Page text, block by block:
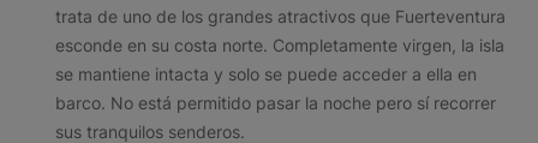
trata de uno de los grandes atractivos que Fuerteventura
esconde en su costa norte. Completamente virgen, la isla
se mantiene intacta y solo se puede acceder a ella en
barco. No está permitido pasar la noche pero sí recorrer
sus tranquilos senderos.